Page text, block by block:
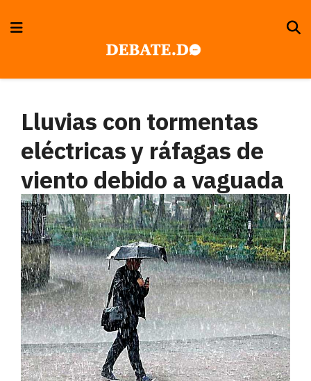
Lluvias con tormentas
eléctricas y ráfagas de
viento debido a vaguada